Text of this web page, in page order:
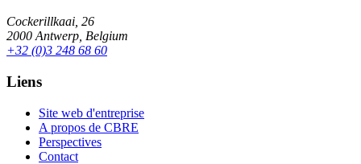
Cockerillkaai, 26
2000 Antwerp, Belgium
+32 (0)3 248 68 60
Liens
Site web d'entreprise
A propos de CBRE
Perspectives
Contact